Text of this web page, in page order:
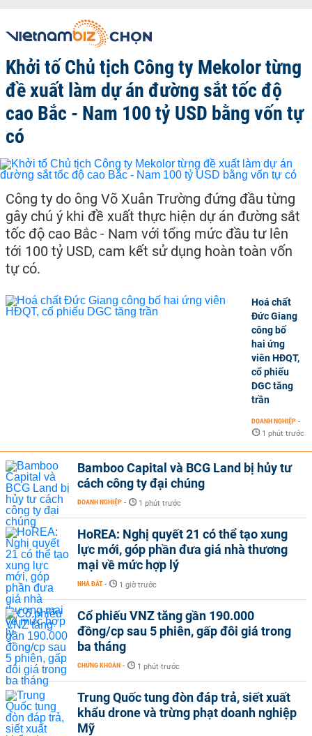
Khởi tố Chủ tịch Công ty Mekolor từng
đề xuất làm dự án đường sắt tốc độ
cao Bắc - Nam 100 tỷ USD bằng vốn tự
có
Công ty do ông Võ Xuân Trường đứng đầu từng
gây chú ý khi đề xuất thực hiện dự án đường sắt
tốc độ cao Bắc - Nam với tổng mức đầu tư lên
tới 100 tỷ USD, cam kết sử dụng hoàn toàn vốn
tự có.
Hoá chất
Đức Giang
công bố
hai ứng
viên HĐQT,
cổ phiếu
DGC tăng
trần
DOANH NGHIỆP -
1 phút trước
Bamboo Capital và BCG Land bị hủy tư
cách công ty đại chúng
DOANH NGHIỆP - 1 phút trước
HoREA: Nghị quyết 21 có thể tạo xung
lực mới, góp phần đưa giá nhà thương
mại về mức hợp lý
NHÀ ĐẤT - 1 giờ trước
Cổ phiếu VNZ tăng gần 190.000
đồng/cp sau 5 phiên, gấp đôi giá trong
ba tháng
CHỨNG KHOÁN - 1 phút trước
Trung Quốc tung đòn đáp trả, siết xuất
khẩu drone và trừng phạt doanh nghiệp
Mỹ